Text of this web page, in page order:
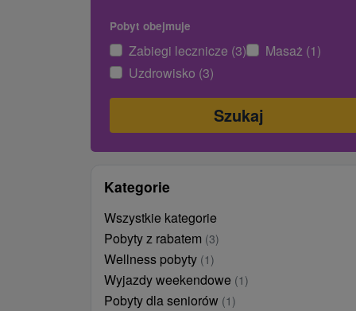
Pobyt obejmuje
Zabiegi lecznicze (3)
Masaż (1)
Uzdrowisko (3)
Kategorie
Wszystkie kategorie
Pobyty z rabatem (3)
Wellness pobyty (1)
Wyjazdy weekendowe (1)
Pobyty dla seniorów (1)